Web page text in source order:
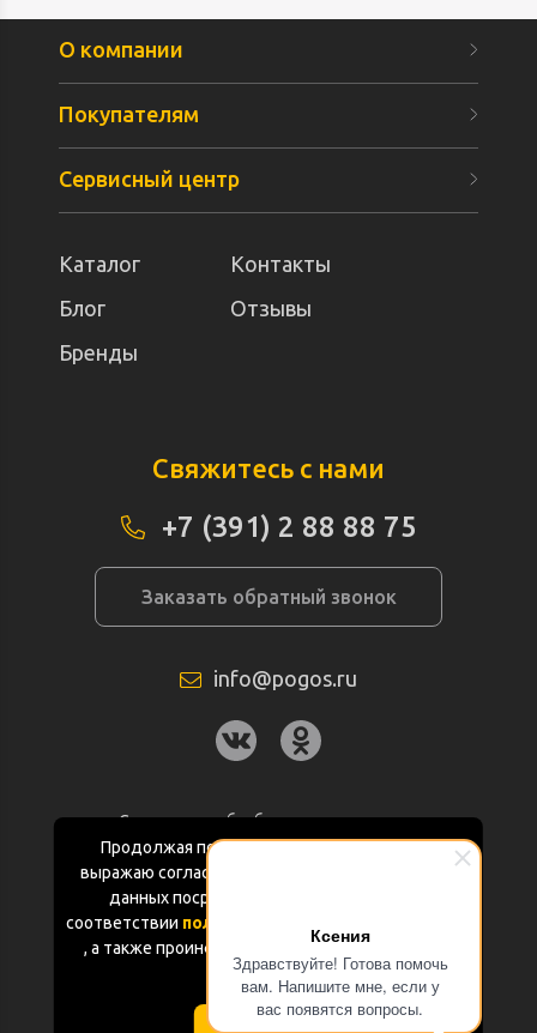
Ксения
Здравствуйте! Готова помочь
вам. Напишите мне, если у
вас появятся вопросы.
Продолжая пользоваться данным сайтом
выражаю согласие на обработку персональных
данных посредством Яндекс.Метрика в
соответствии политикой конфиденциальности
, а также проинформирован об использовании
Cookie-файлов
О компании
Покупателям
Сервисный центр
Каталог
Контакты
Блог
Отзывы
Бренды
Свяжитесь с нами
+7 (391) 2 88 88 75
Заказать обратный звонок
info@pogos.ru
Согласие на обработку персональных
данных
Политика конфиденциальности
Документация
Карта сайта